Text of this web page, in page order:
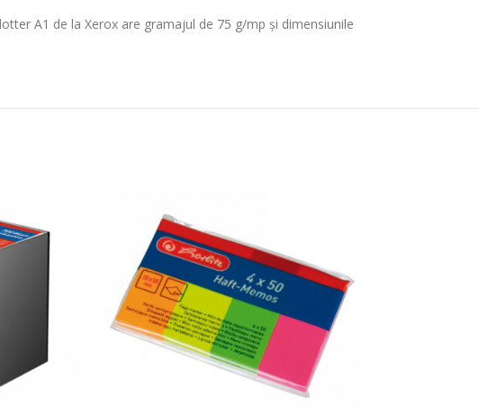
A1 de la Xerox are gramajul de 75 g/mp și dimensiunile